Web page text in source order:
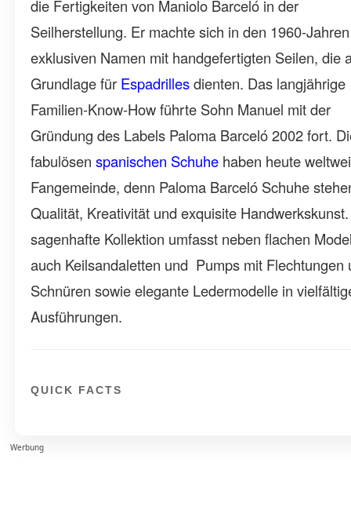
die Fertigkeiten von Maniolo Barceló in der
Seilherstellung. Er machte sich in den 1960-
exklusiven Namen mit handgefertigten Seilen, die
Grundlage für Espadrillesdienten. Das langjährige
Familien-Know-How führte Sohn Manuel mit der
Gründung des Labels Paloma Barceló 2002 fort.
fabulösenspanischen Schuhe haben heute
Fangemeinde, denn Paloma Barceló Schuhe
Qualität, Kreativität und exquisite
sagenhafte Kollektion umfasst neben flachen
auch Keilsandaletten und Pumps mit Flechtungen
Schnüren sowie elegante Ledermodelle in
Ausführungen.
QUICK FACTS
Werbung